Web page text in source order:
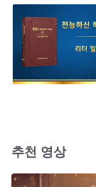
추천 영상